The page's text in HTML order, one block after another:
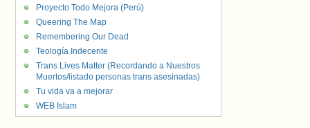
Proyecto Todo Mejora (Perú)
Queering The Map
Remembering Our Dead
Teología Indecente
Trans Lives Matter (Recordando a Nuestros
Muertos/listado personas trans asesinadas)
Tu vida va a mejorar
WEB Islam